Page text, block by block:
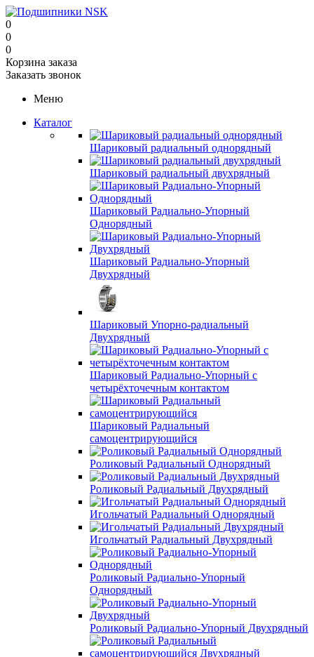
0
0
0
Корзина заказа
Заказать звонок
Меню
Каталог
Шариковый радиальный однорядный
Шариковый радиальный двухрядный
Шариковый Радиально-Упорный
Однорядный
Шариковый Радиально-Упорный
Двухрядный
Шариковый Упорно-радиальный
Двухрядный
Шариковый Радиально-Упорный с
четырёхточечным контактом
Шариковый Радиальный
самоцентрирующийся
Роликовый Радиальный Однорядный
Роликовый Радиальный Двухрядный
Игольчатый Радиальный Однорядный
Игольчатый Радиальный Двухрядный
Роликовый Радиально-Упорный
Однорядный
Роликовый Радиально-Упорный Двухрядный